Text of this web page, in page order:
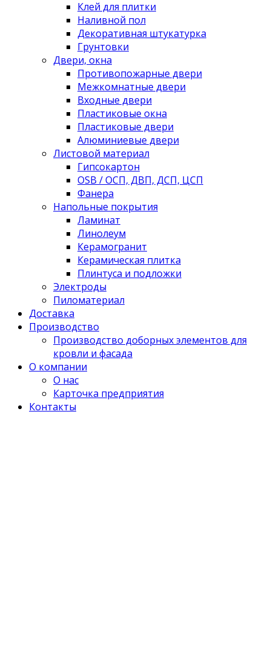
Клей для плитки
Наливной пол
Декоративная штукатурка
Грунтовки
Двери, окна
Противопожарные двери
Межкомнатные двери
Входные двери
Пластиковые окна
Пластиковые двери
Алюминиевые двери
Листовой материал
Гипсокартон
OSB / ОСП, ДВП, ДСП, ЦСП
Фанера
Напольные покрытия
Ламинат
Линолеум
Керамогранит
Керамическая плитка
Плинтуса и подложки
Электроды
Пиломатериал
Доставка
Производство
Производство доборных элементов для
кровли и фасада
О компании
О нас
Карточка предприятия
Контакты